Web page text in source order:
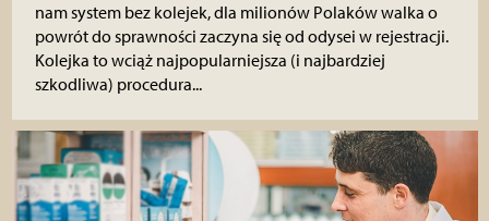
nam system bez kolejek, dla milionów Polaków walka o
powrót do sprawności zaczyna się od odysei w rejestracji.
Kolejka to wciąż najpopularniejsza (i najbardziej
szkodliwa) procedura...